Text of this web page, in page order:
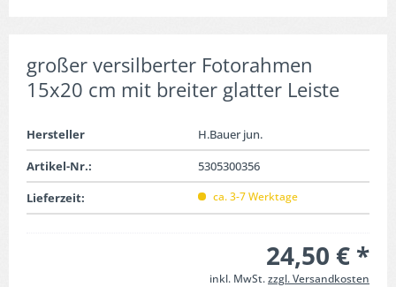
großer versilberter Fotorahmen
15x20 cm mit breiter glatter Leiste
Hersteller
H.Bauer jun.
Artikel-Nr.:
5305300356
Lieferzeit:
ca. 3-7 Werktage
24,50 € *
inkl. MwSt.zzgl. Versandkosten